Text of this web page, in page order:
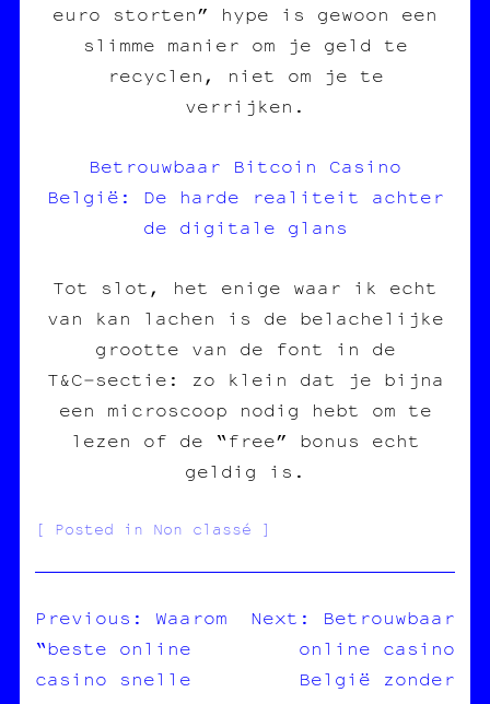
euro storten” hype is gewoon een
slimme manier om je geld te
recyclen, niet om je te
verrijken.
Betrouwbaar Bitcoin Casino
België: De harde realiteit achter
de digitale glans
Tot slot, het enige waar ik echt
van kan lachen is de belachelijke
grootte van de font in de
T&C‑sectie: zo klein dat je bijna
een microscoop nodig hebt om te
lezen of de “free” bonus echt
geldig is.
Posted in Non classé
NAVIGATION
DE
Previous:
Waarom
“beste online
casino snelle
Next:
Betrouwbaar
online casino
België zonder